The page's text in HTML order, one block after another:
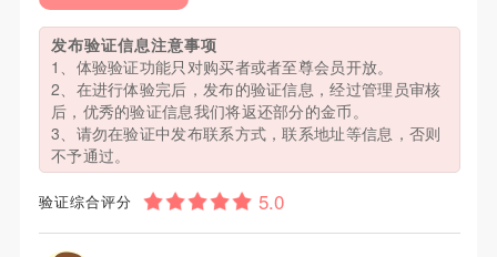
发布验证信息注意事项
1、体验验证功能只对购买者或者至尊会员开放。
2、在进行体验完后，发布的验证信息，经过管理员审核
后，优秀的验证信息我们将返还部分的金币。
3、请勿在验证中发布联系方式，联系地址等信息，否则
不予通过。
验证综合评分